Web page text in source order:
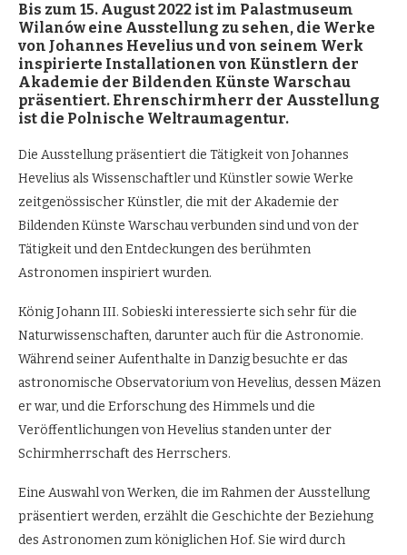
Bis zum 15. August 2022 ist im Palastmuseum
Wilanów eine Ausstellung zu sehen, die Werke
von Johannes Hevelius und von seinem Werk
inspirierte Installationen von Künstlern der
Akademie der Bildenden Künste Warschau
präsentiert. Ehrenschirmherr der Ausstellung
ist die Polnische Weltraumagentur.
Die Ausstellung präsentiert die Tätigkeit von Johannes
Hevelius als Wissenschaftler und Künstler sowie Werke
zeitgenössischer Künstler, die mit der Akademie der
Bildenden Künste Warschau verbunden sind und von der
Tätigkeit und den Entdeckungen des berühmten
Astronomen inspiriert wurden.
König Johann III. Sobieski interessierte sich sehr für die
Naturwissenschaften, darunter auch für die Astronomie.
Während seiner Aufenthalte in Danzig besuchte er das
astronomische Observatorium von Hevelius, dessen Mäzen
er war, und die Erforschung des Himmels und die
Veröffentlichungen von Hevelius standen unter der
Schirmherrschaft des Herrschers.
Eine Auswahl von Werken, die im Rahmen der Ausstellung
präsentiert werden, erzählt die Geschichte der Beziehung
des Astronomen zum königlichen Hof. Sie wird durch